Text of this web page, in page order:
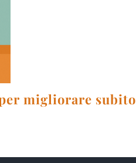
migliorare subito